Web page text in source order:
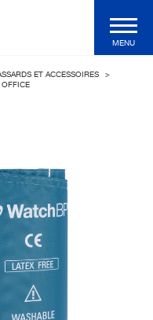
MENU
ET ACCESSOIRES
>
OFFICE